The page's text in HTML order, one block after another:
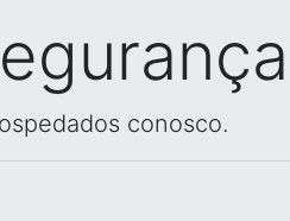
conosco.